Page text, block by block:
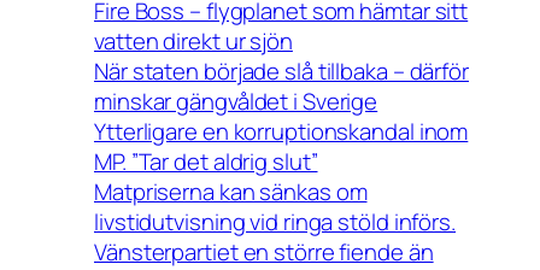
Fire Boss – flygplanet som hämtar sitt
vatten direkt ur sjön
När staten började slå tillbaka – därför
minskar gängvåldet i Sverige
Ytterligare en korruptionskandal inom
MP. ”Tar det aldrig slut”
Matpriserna kan sänkas om
livstidutvisning vid ringa stöld införs.
Vänsterpartiet en större fiende än